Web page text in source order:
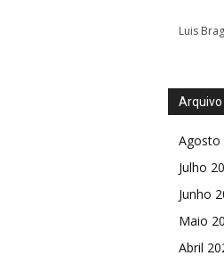
Luis
Arquivo
Agosto
Julho
Junho
Maio
Abril